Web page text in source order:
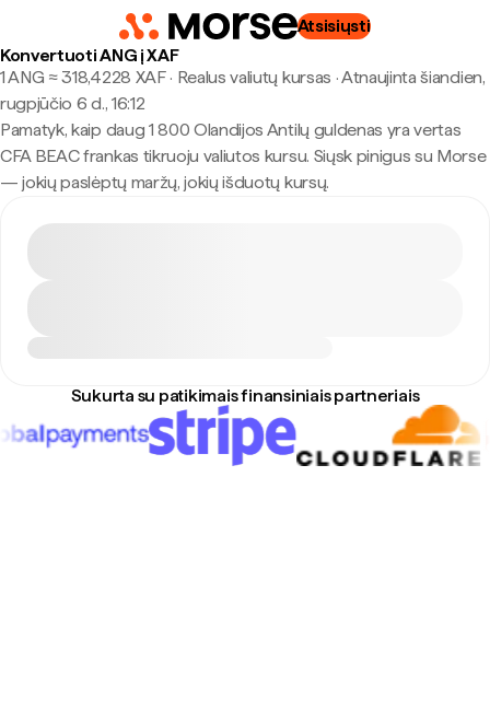
Atsisiųsti
Konvertuoti ANG į XAF
1 ANG ≈ 318,4228 XAF · Realus valiutų kursas ·Atnaujinta šiandien,
rugpjūčio 6 d., 16:12
Pamatyk, kaip daug 1 800 Olandijos Antilų guldenas yra vertas
CFA BEAC frankas tikruoju valiutos kursu. Siųsk pinigus su Morse
— jokių paslėptų maržų, jokių išduotų kursų.
Sukurta su patikimais finansiniais partneriais